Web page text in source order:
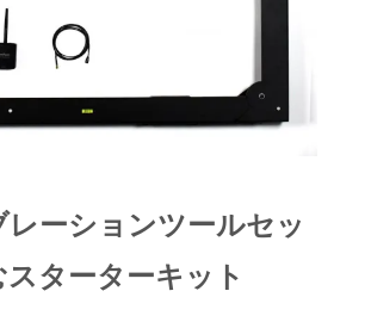
ーションツールセッ
スターターキット